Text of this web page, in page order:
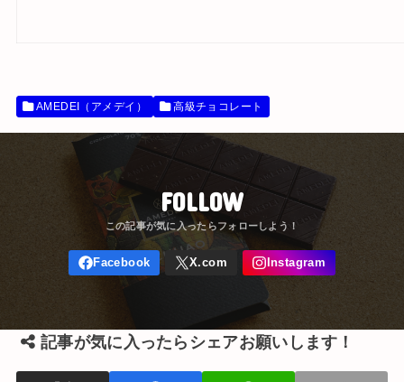
AMEDEI（アメデイ） 高級チョコレート
FOLLOW
記事が気に入ったらシェアお願いします！